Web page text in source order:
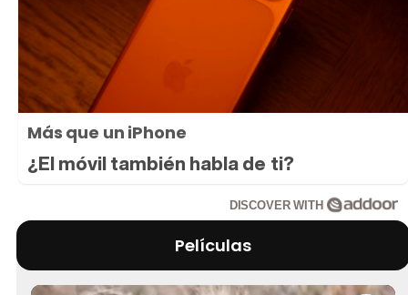
Más que un iPhone
¿El móvil también habla de ti?
DISCOVER WITH
Películas